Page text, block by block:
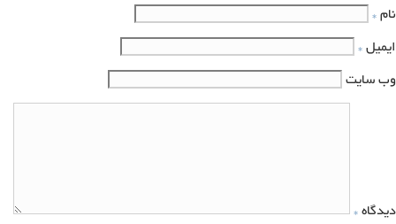
نام *
ایمیل *
وب‌ سایت
دیدگاه *